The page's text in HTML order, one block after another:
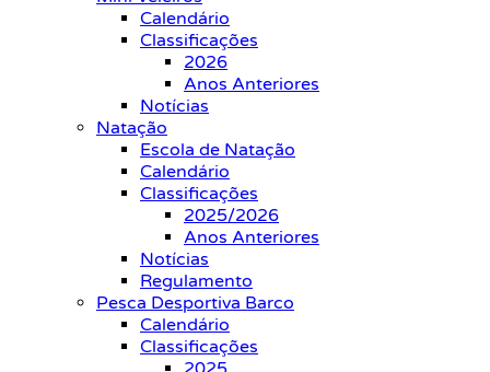
Calendário
Classificações
2026
Anos Anteriores
Notícias
Natação
Escola de Natação
Calendário
Classificações
2025/2026
Anos Anteriores
Notícias
Regulamento
Pesca Desportiva Barco
Calendário
Classificações